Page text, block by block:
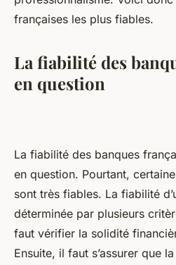
françaises les plus fiables.
La fiabilité des
en question
La fiabilité des banques
en question. Pourtant,
sont très fiables. La fiabilité
déterminée par plusieurs
faut vérifier la solidité
Ensuite, il faut s’assurer que